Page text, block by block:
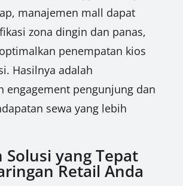
manajemen mall dapat
zona dingin dan panas,
penempatan kios
Hasilnya adalah
engagement pengunjung dan
sewa yang lebih
yang Tepat
Retail Anda